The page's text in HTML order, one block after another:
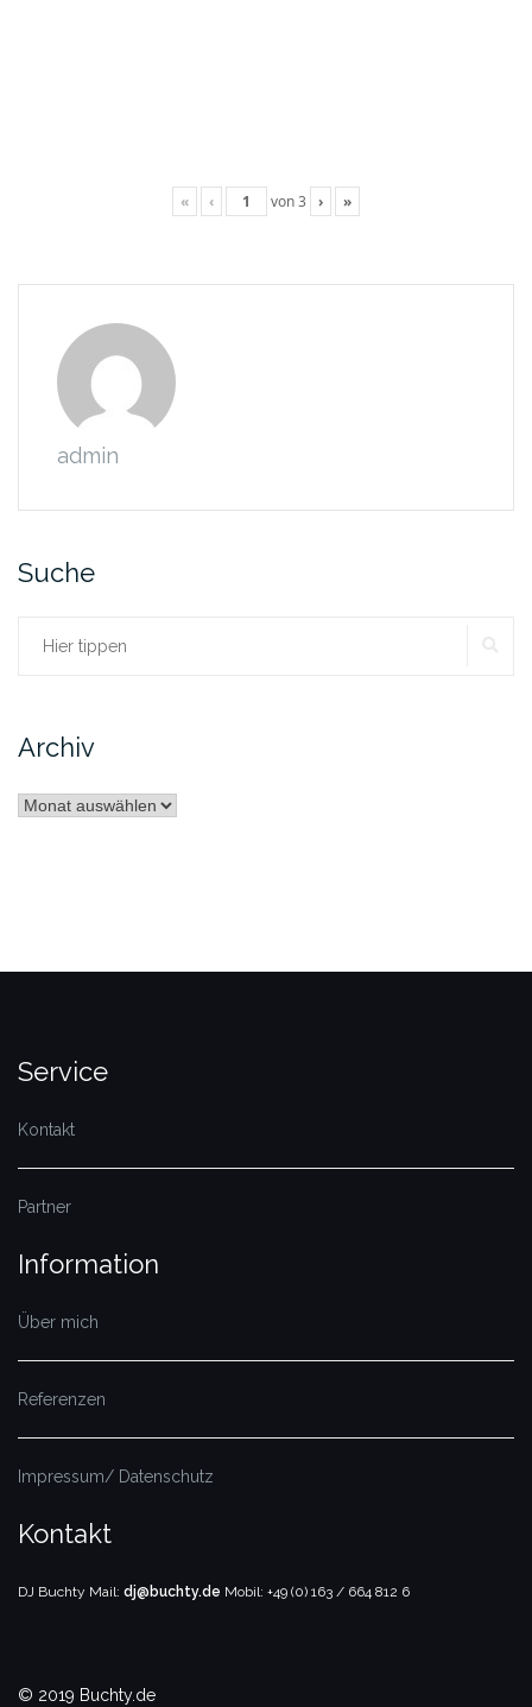
« ‹ von3 › »
admin
Suche
Suchen
Archiv
Archiv
Service
Kontakt
Partner
Information
Über mich
Referenzen
Impressum/ Datenschutz
Kontakt
DJ Buchty Mail: dj@buchty.de Mobil: +49 (0) 163 / 664 812 6
© 2019 Buchty.de